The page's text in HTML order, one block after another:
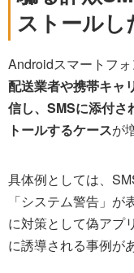
ストールし
Androidスマートフォ
配送業者や携帯キャ
信し、SMSに添付さ
トールするケースが
具体例としては、
「システム警告」
に対策として偽アプ
に誘導される事例が